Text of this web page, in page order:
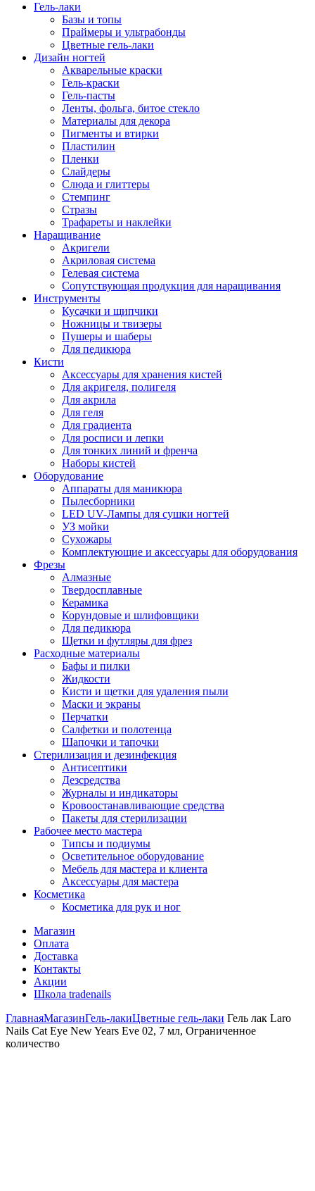
Гель-лаки
Базы и топы
Праймеры и ультрабонды
Цветные гель-лаки
Дизайн ногтей
Акварельные краски
Гель-краски
Гель-пасты
Ленты, фольга, битое стекло
Материалы для декора
Пигменты и втирки
Пластилин
Пленки
Слайдеры
Слюда и глиттеры
Стемпинг
Стразы
Трафареты и наклейки
Наращивание
Акригели
Акриловая система
Гелевая система
Сопутствующая продукция для наращивания
Инструменты
Кусачки и щипчики
Ножницы и твизеры
Пушеры и шаберы
Для педикюра
Кисти
Аксессуары для хранения кистей
Для акригеля, полигеля
Для акрила
Для геля
Для градиента
Для росписи и лепки
Для тонких линий и френча
Наборы кистей
Оборудование
Аппараты для маникюра
Пылесборники
LED UV-Лампы для сушки ногтей
УЗ мойки
Сухожары
Комплектующие и аксессуары для оборудования
Фрезы
Алмазные
Твердосплавные
Керамика
Корундовые и шлифовщики
Для педикюра
Щетки и футляры для фрез
Расходные материалы
Бафы и пилки
Жидкости
Кисти и щетки для удаления пыли
Маски и экраны
Перчатки
Салфетки и полотенца
Шапочки и тапочки
Стерилизация и дезинфекция
Антисептики
Дезсредства
Журналы и индикаторы
Кровоостанавливающие средства
Пакеты для стерилизации
Рабочее место мастера
Типсы и подиумы
Осветительное оборудование
Мебель для мастера и клиента
Аксессуары для мастера
Косметика
Косметика для рук и ног
Магазин
Оплата
Доставка
Контакты
Акции
Школа tradenails
ГлавнаяМагазинГель-лакиЦветные гель-лаки Гель лак Laro
Nails Cat Eye New Years Eve 02, 7 мл, Ограниченное
количество